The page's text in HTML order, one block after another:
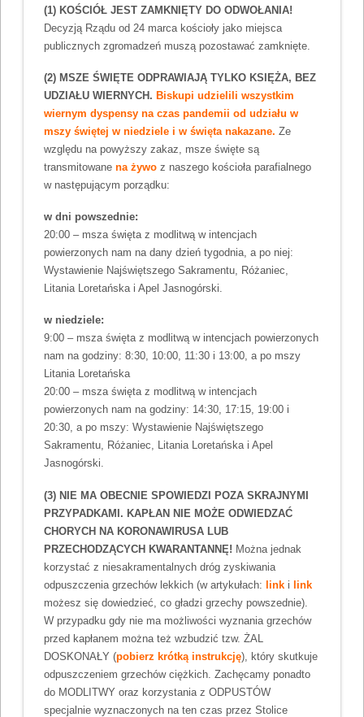
(1) KOŚCIÓŁ JEST ZAMKNIĘTY DO ODWOŁANIA!
Decyzją Rządu od 24 marca kościoły jako miejsca
publicznych zgromadzeń muszą pozostawać zamknięte.
(2) MSZE ŚWIĘTE ODPRAWIAJĄ TYLKO KSIĘŻA, BEZ
UDZIAŁU WIERNYCH. Biskupi udzielili wszystkim
wiernym dyspensy na czas pandemii od udziału w
mszy świętej w niedziele i w święta nakazane. Ze
względu na powyższy zakaz, msze święte są
transmitowane na żywoz naszego kościoła parafialnego
w następującym porządku:
w dni powszednie:
20:00 – msza święta z modlitwą w intencjach
powierzonych nam na dany dzień tygodnia, a po niej:
Wystawienie Najświętszego Sakramentu, Różaniec,
Litania Loretańska i Apel Jasnogórski.
w niedziele:
9:00 – msza święta z modlitwą w intencjach powierzonych
nam na godziny: 8:30, 10:00, 11:30 i 13:00, a po mszy
Litania Loretańska
20:00 – msza święta z modlitwą w intencjach
powierzonych nam na godziny: 14:30, 17:15, 19:00 i
20:30, a po mszy: Wystawienie Najświętszego
Sakramentu, Różaniec, Litania Loretańska i Apel
Jasnogórski.
(3) NIE MA OBECNIE SPOWIEDZI POZA SKRAJNYMI
PRZYPADKAMI. KAPŁAN NIE MOŻE ODWIEDZAĆ
CHORYCH NA KORONAWIRUSA LUB
PRZECHODZĄCYCH KWARANTANNĘ! Można jednak
korzystać z niesakramentalnych dróg zyskiwania
odpuszczenia grzechów lekkich (w artykułach: linki link
możesz się dowiedzieć, co gładzi grzechy powszednie).
W przypadku gdy nie ma możliwości wyznania grzechów
przed kapłanem można też wzbudzić tzw. ŻAL
DOSKONAŁY (pobierz krótką instrukcję), który skutkuje
odpuszczeniem grzechów ciężkich. Zachęcamy ponadto
do MODLITWY oraz korzystania z ODPUSTÓW
specjalnie wyznaczonych na ten czas przez Stolice